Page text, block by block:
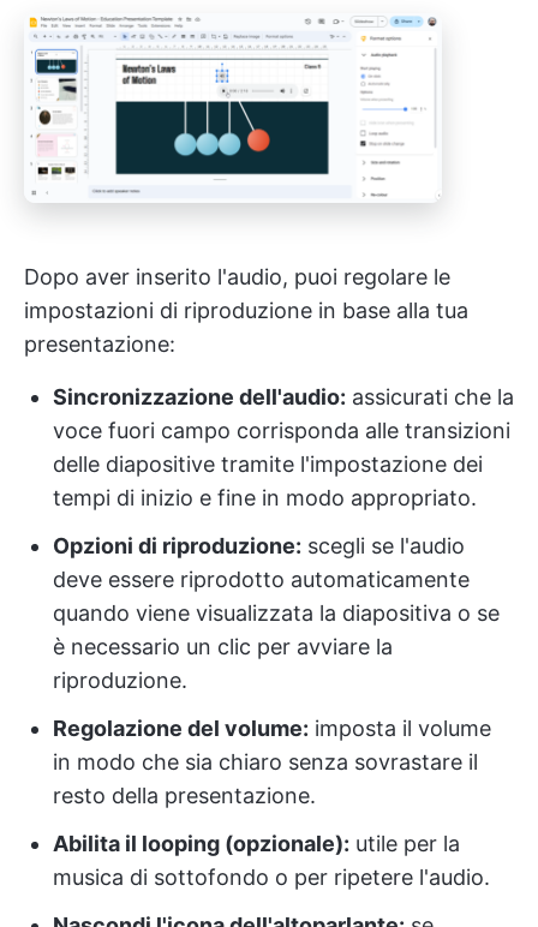
Dopo aver inserito l'audio, puoi regolare le
impostazioni di riproduzione in base alla tua
presentazione:
Sincronizzazione dell'audio: assicurati che la
voce fuori campo corrisponda alle transizioni
delle diapositive tramite l'impostazione dei
tempi di inizio e fine in modo appropriato.
Opzioni di riproduzione: scegli se l'audio
deve essere riprodotto automaticamente
quando viene visualizzata la diapositiva o se
è necessario un clic per avviare la
riproduzione.
Regolazione del volume: imposta il volume
in modo che sia chiaro senza sovrastare il
resto della presentazione.
Abilita il looping (opzionale): utile per la
musica di sottofondo o per ripetere l'audio.